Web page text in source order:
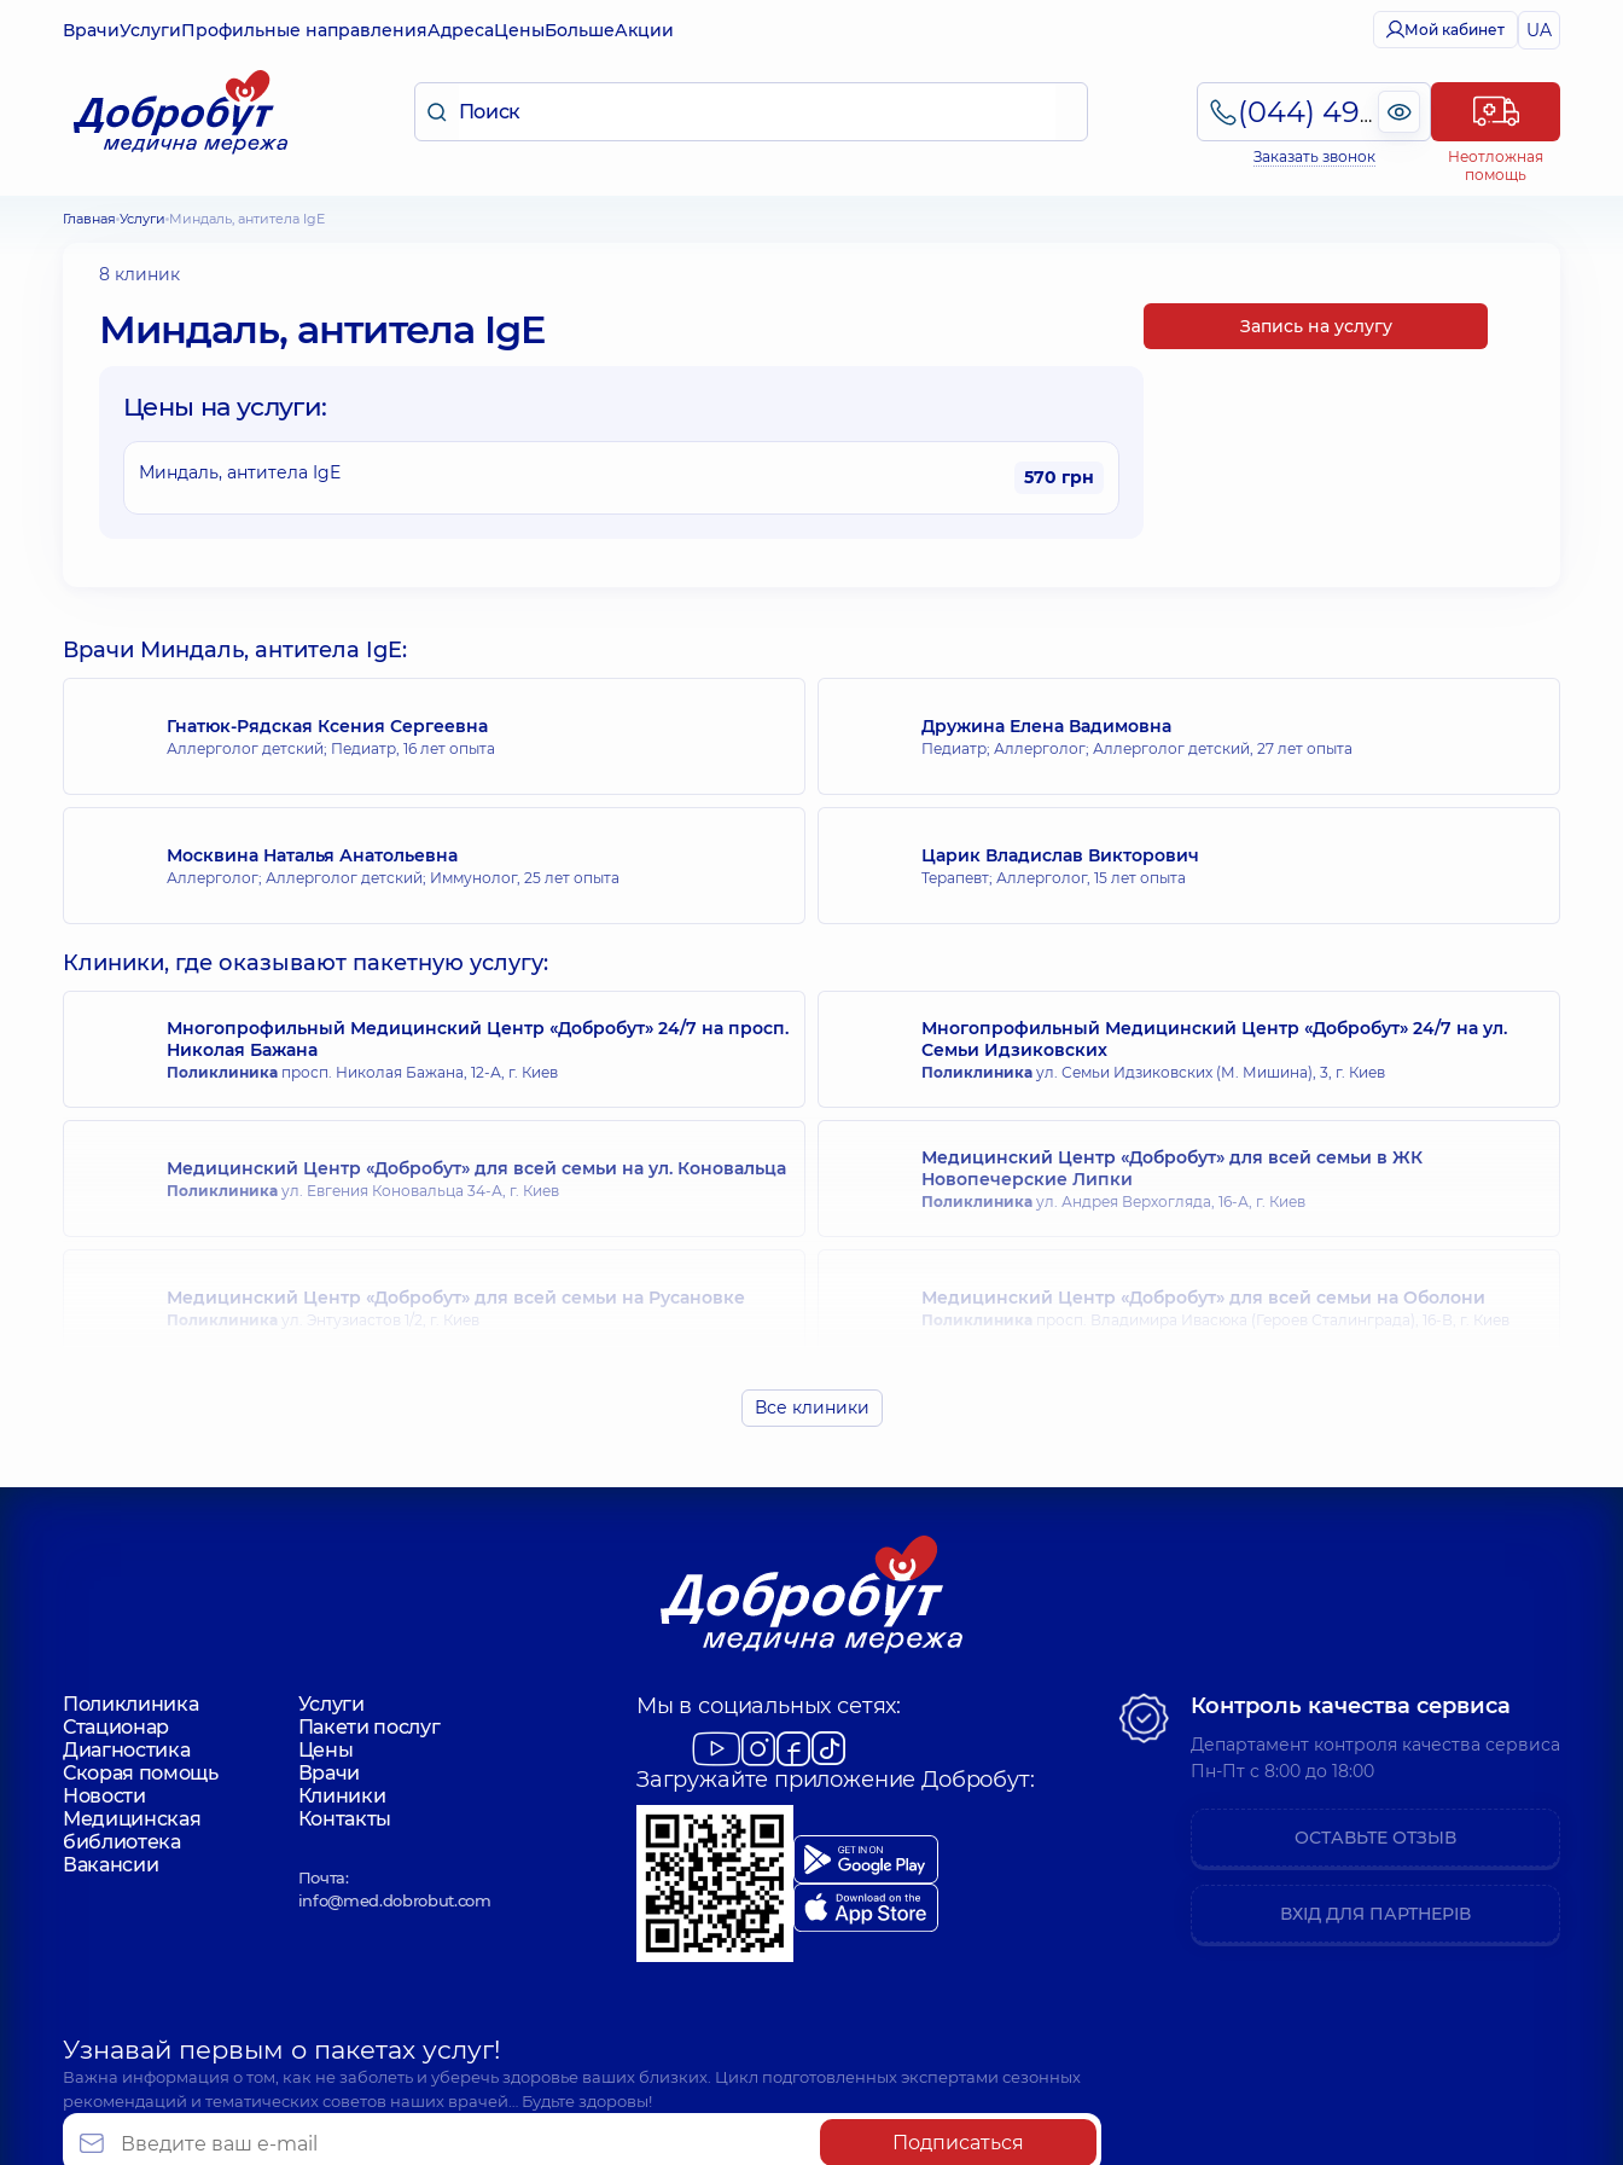
ВрачиУслугиПрофильные направленияАдресаЦеныБольшеАкции Мой кабинет UA
(044) 495-2-888
Заказать звонок
Неотложная
помощь
Главная Услуги Миндаль, антитела IgE
8 клиник
Миндаль, антитела IgE
Цены на услуги:
Миндаль, антитела IgE 570 грн
Запись на услугу
Врачи Миндаль, антитела IgE:
Гнатюк-Рядская Ксения Сергеевна
Аллерголог детский; Педиатр, 16 лет опыта
Дружина Елена Вадимовна
Педиатр; Аллерголог; Аллерголог детский, 27 лет опыта
Москвина Наталья Анатольевна
Аллерголог; Аллерголог детский; Иммунолог, 25 лет опыта
Царик Владислав Викторович
Терапевт; Аллерголог, 15 лет опыта
Клиники, где оказывают пакетную услугу:
Многопрофильный Медицинский Центр «Добробут» 24/7 на просп.
Николая Бажана
Поликлиника просп. Николая Бажана, 12-А, г. Киев
Многопрофильный Медицинский Центр «Добробут» 24/7 на ул.
Семьи Идзиковских
Поликлиника ул. Семьи Идзиковских (М. Мишина), 3, г. Киев
Медицинский Центр «Добробут» для всей семьи на ул. Коновальца
Поликлиника ул. Евгения Коновальца 34-А, г. Киев
Медицинский Центр «Добробут» для всей семьи в ЖК
Новопечерские Липки
Поликлиника ул. Андрея Верхогляда, 16-А, г. Киев
Медицинский Центр «Добробут» для всей семьи на Русановке
Поликлиника ул. Энтузиастов 1/2, г. Киев
Медицинский Центр «Добробут» для всей семьи на Оболони
Поликлиника просп. Владимира Ивасюка (Героев Сталинграда), 16-В, г. Киев
Медицинский Центр «Добробут» для всей семьи на Святошино
Все клиники
Поликлиника
Услуги
Стационар
Пакети послуг
Диагностика
Цены
Скорая помощь
Врачи
Новости
Клиники
Медицинская
библиотека
Контакты
Вакансии
Почта:
info@med.dobrobut.com
Мы в социальных сетях:
Загружайте приложение Добробут:
Узнавай первым о пакетах услуг!
Важна информация о том, как не заболеть и уберечь здоровье ваших близких. Цикл подготовленных экспертами сезонных
рекомендаций и тематических советов наших врачей… Будьте здоровы!
Подписаться
Контроль качества сервиса
Департамент контроля качества сервиса
Пн-Пт c 8:00 до 18:00
ОСТАВЬТЕ ОТЗЫВ
ВХІД ДЛЯ ПАРТНЕРІВ